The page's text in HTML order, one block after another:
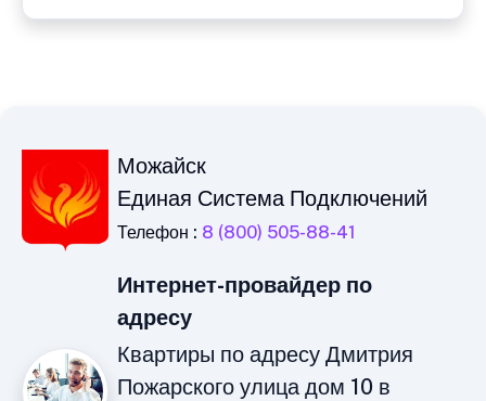
Можайск
Единая Система Подключений
Телефон : 8 (800) 505-88-41
Интернет-провайдер по
адресу
Квартиры по адресу Дмитрия
Пожарского улица дом 10 в